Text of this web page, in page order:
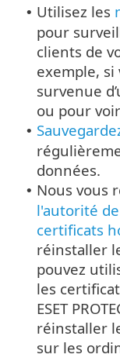
• Utilisez les
pour
clients de
exemple,
survenue
ou pour
•
données.
• Nous vous
l'autorité
certificats
réinstaller le
pouvez
les
ESET
réinstaller
sur les